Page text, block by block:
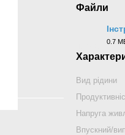
Файли
0.7
Вид рідини
Напруга
Впускний/